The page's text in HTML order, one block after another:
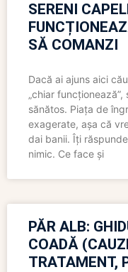
SERENI
SĂ COMANZI
Dacă ai ajuns aici
„chiar
sănătos. Piața de
exagerate, așa că
dai banii. Îți
nimic. Ce face și
PĂR ALB:
COADĂ
TRATAMENT,